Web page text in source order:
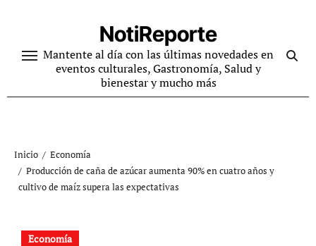
contenido
NotiReporte
Mantente al día con las últimas novedades en
eventos culturales, Gastronomía, Salud y
bienestar y mucho más
Inicio
Economía
Producción de caña de azúcar aumenta 90% en cuatro años y
cultivo de maíz supera las expectativas
Economía